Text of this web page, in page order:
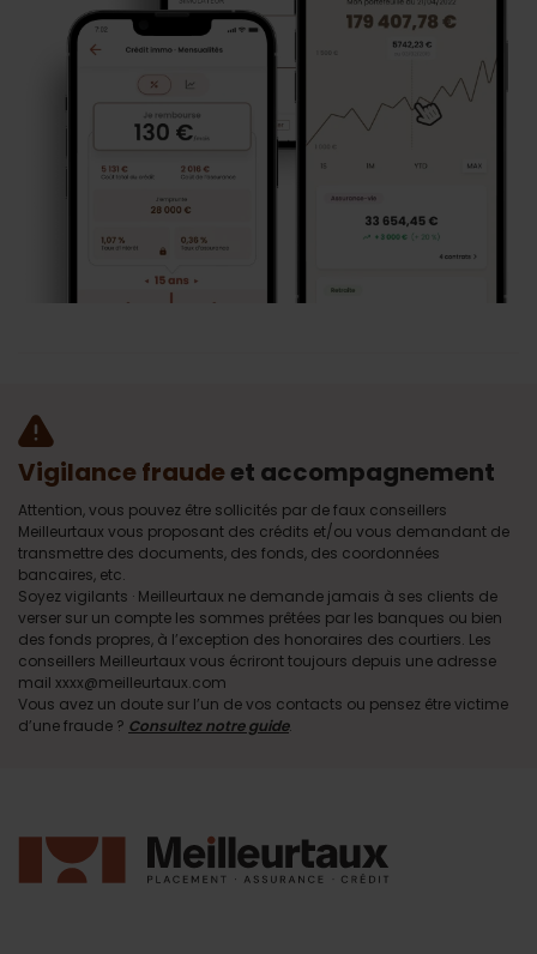
Vigilance fraudeet accompagnement
Attention, vous pouvez être sollicités par de faux conseillers
Meilleurtaux vous proposant des crédits et/ou vous demandant de
transmettre des documents, des fonds, des coordonnées
bancaires, etc.
Soyez vigilants · Meilleurtaux ne demande jamais à ses clients de
verser sur un compte les sommes prêtées par les banques ou bien
des fonds propres, à l’exception des honoraires des courtiers. Les
conseillers Meilleurtaux vous écriront toujours depuis une adresse
mail xxxx@meilleurtaux.com
Vous avez un doute sur l’un de vos contacts ou pensez être victime
d’une fraude ? Consultez notre guide.